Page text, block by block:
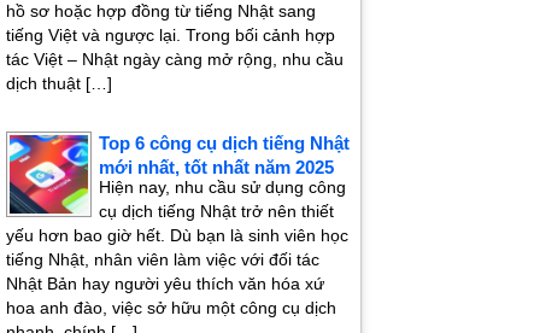
hồ sơ hoặc hợp đồng từ tiếng Nhật sang
tiếng Việt và ngược lại. Trong bối cảnh hợp
tác Việt – Nhật ngày càng mở rộng, nhu cầu
dịch thuật […]
Top 6 công cụ dịch tiếng Nhật
mới nhất, tốt nhất năm 2025
Hiện nay, nhu cầu sử dụng công
cụ dịch tiếng Nhật trở nên thiết
yếu hơn bao giờ hết. Dù bạn là sinh viên học
tiếng Nhật, nhân viên làm việc với đối tác
Nhật Bản hay người yêu thích văn hóa xứ
hoa anh đào, việc sở hữu một công cụ dịch